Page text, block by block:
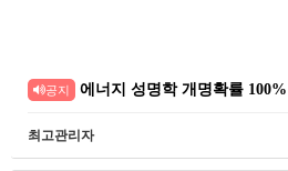
공지 에너지 성명학 개명확률 100%
최고관리자